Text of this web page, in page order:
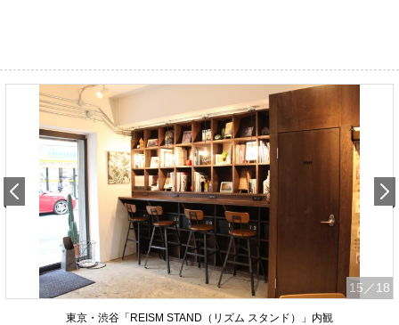
15 ／18
東京・渋谷「REISM STAND（リズム スタンド）」内観